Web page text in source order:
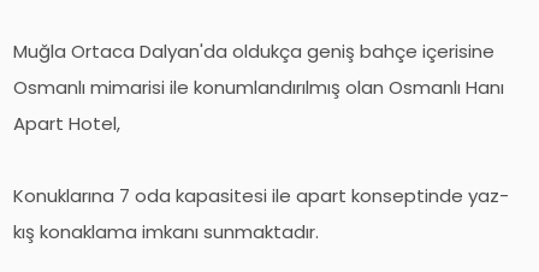
Muğla Ortaca Dalyan'da oldukça geniş bahçe içerisine
Osmanlı mimarisi ile konumlandırılmış olan Osmanlı Hanı
Apart Hotel,
Konuklarına 7 oda kapasitesi ile apart konseptinde yaz-
kış konaklama imkanı sunmaktadır.